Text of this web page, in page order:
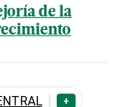
de la
+